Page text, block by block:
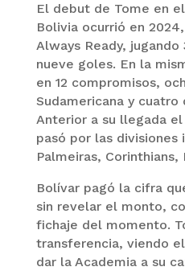
El debut de Tome en
Bolivia ocurrió en
Always Ready,
nueve goles. En la
en 12 compromisos,
Sudamericana y
Anterior a su llegada
pasó por las divisiones
Palmeiras, Corinthians,
Bolívar pagó la cifra
sin revelar el monto,
fichaje del momento.
transferencia, viendo
dar la Academia a su